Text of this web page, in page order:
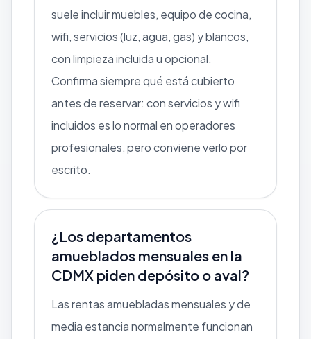
suele incluir muebles, equipo de cocina,
wifi, servicios (luz, agua, gas) y blancos,
con limpieza incluida u opcional.
Confirma siempre qué está cubierto
antes de reservar: con servicios y wifi
incluidos es lo normal en operadores
profesionales, pero conviene verlo por
escrito.
¿Los departamentos
amueblados mensuales en la
CDMX piden depósito o aval?
Las rentas amuebladas mensuales y de
media estancia normalmente funcionan